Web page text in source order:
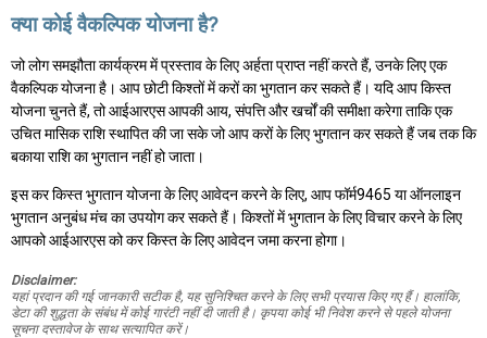
क्या कोई वैकल्पिक योजना है?
जो लोग समझौता कार्यक्रम में प्रस्ताव के लिए अर्हता प्राप्त नहीं करते हैं, उनके लिए एक
वैकल्पिक योजना है। आप छोटी किश्तों में करों का भुगतान कर सकते हैं। यदि आप किस्त
योजना चुनते हैं, तो आईआरएस आपकी आय, संपत्ति और खर्चों की समीक्षा करेगा ताकि एक
उचित मासिक राशि स्थापित की जा सके जो आप करों के लिए भुगतान कर सकते हैं जब तक कि
बकाया राशि का भुगतान नहीं हो जाता।
इस कर किस्त भुगतान योजना के लिए आवेदन करने के लिए, आप फॉर्म9465 या ऑनलाइन
भुगतान अनुबंध मंच का उपयोग कर सकते हैं। किश्तों में भुगतान के लिए विचार करने के लिए
आपको आईआरएस को कर किस्त के लिए आवेदन जमा करना होगा।
Disclaimer:
यहां प्रदान की गई जानकारी सटीक है, यह सुनिश्चित करने के लिए सभी प्रयास किए गए हैं। हालांकि,
डेटा की शुद्धता के संबंध में कोई गारंटी नहीं दी जाती है। कृपया कोई भी निवेश करने से पहले योजना
सूचना दस्तावेज के साथ सत्यापित करें।